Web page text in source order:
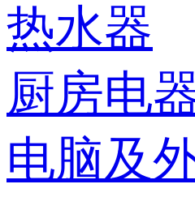
热水器
厨房电
电脑及